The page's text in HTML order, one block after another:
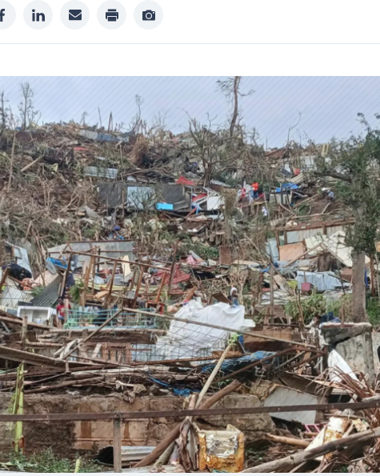
facebooklinkedinmail print
Afficher